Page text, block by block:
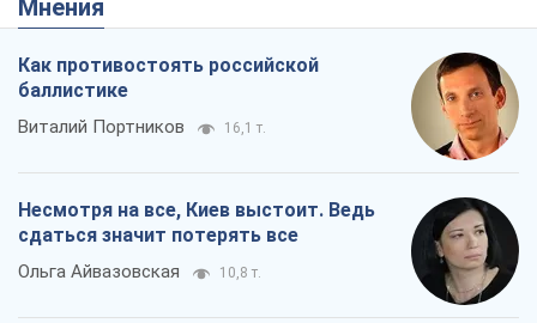
Мнения
Как противостоять российской
баллистике
Виталий Портников 16,1 т.
Несмотря на все, Киев выстоит. Ведь
сдаться значит потерять все
Ольга Айвазовская 10,8 т.